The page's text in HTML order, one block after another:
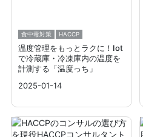
食中毒対策 HACCP
温度管理をもっとラクに！Iot
で冷蔵庫・冷凍庫内の温度を
計測する「温度っち」
2025-01-14